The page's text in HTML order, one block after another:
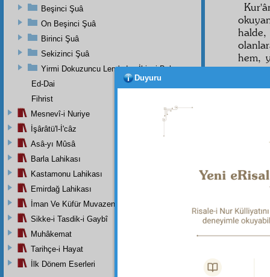
halde,
hem,
neşr
Dipnot-1
Her
Beşinci Şuâ
On Beşinci Şuâ
Birinci Şuâ
Sekizinci Şuâ
Yirmi Dokuzuncu Lem'adan İkinci Bab
Ed-Dai
Fihrist
Mesnevî-i Nuriye
İşârâtü'l-İ'câz
Asâ-yı Mûsâ
Barla Lahikası
Kastamonu Lahikası
Emirdağ Lahikası
İman Ve Küfür Muvazeneleri
Sikke-i Tasdik-i Gaybî
Muhâkemat
Tarihçe-i Hayat
İlk Dönem Eserleri
Duyuru